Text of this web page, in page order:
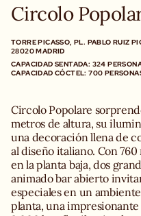
Circolo
TORRE PICASSO, PL. PABLO RUIZ
28020 MADRID
CAPACIDAD SENTADA: 324
Circolo Popolare
metros de altura, su
una decoración llena de
al diseño italiano. Con
en la planta baja, dos
animado bar abierto
especiales en un
planta, una